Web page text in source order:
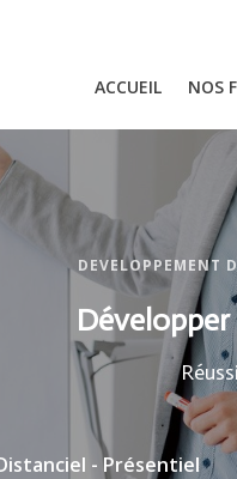
ACCUEIL NOS
DEVELOPPEMENT
- Présentiel